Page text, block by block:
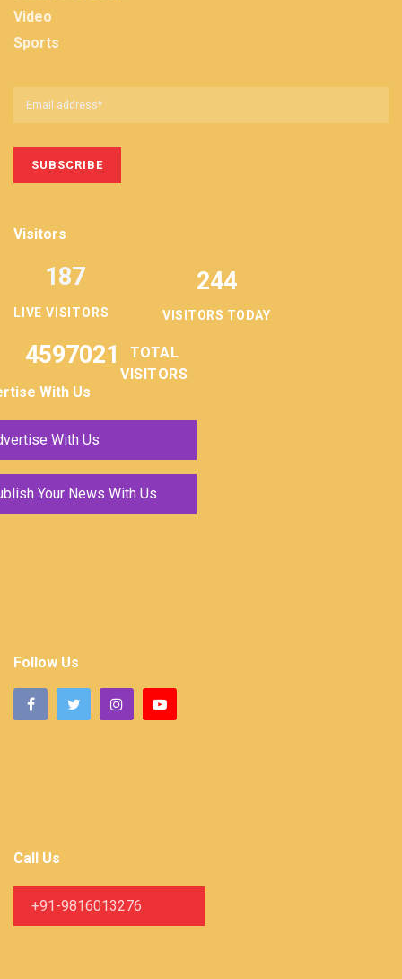
Video
Sports
Visitors
LIVE VISITORS
187 244
VISITORS TODAY
4597021
TOTAL
VISITORS
With Us
With Us
Your News With Us
Follow Us
Call Us
+91-9816013276